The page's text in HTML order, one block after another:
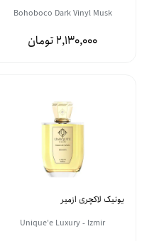
Bohoboco Dark Vinyl Musk
2,130,000
یونیک لاکچری ازمیر
Unique'e Luxury - Izmir